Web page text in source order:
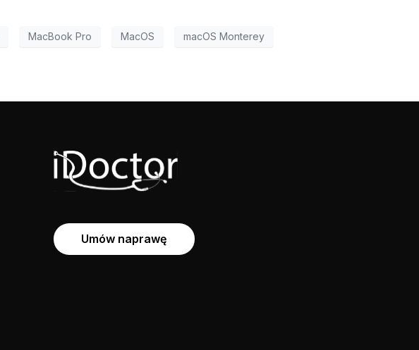
MacBook Pro MacOS macOS Monterey
Umów naprawę